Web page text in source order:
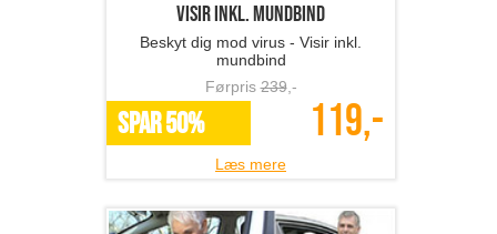
Visir inkl. mundbind
Beskyt dig mod virus - Visir inkl.
mundbind
Førpris239,-
SPAR 50% 119,-
Læs mere